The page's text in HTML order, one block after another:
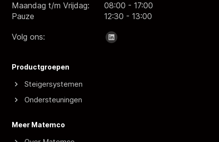
Maandag t/m Vrijdag:
08:00 - 17:00
Pauze
12:30 - 13:00
Volg ons:
Productgroepen
Steigersystemen
Ondersteuningen
Meer Matemco